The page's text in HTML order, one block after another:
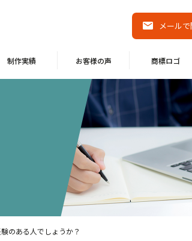
メール
制作実績 お客様の声 商標ロゴ
のある人でしょうか？